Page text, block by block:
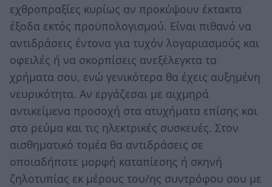
εχθροπραξίες κυρίως αν προκύψουν έκτακτα
έξοδα εκτός προϋπολογισμού. Είναι πιθανό να
αντιδράσεις έντονα για τυχόν λογαριασμούς και
οφειλές ή να σκορπίσεις ανεξέλεγκτα τα
χρήματα σου, ενώ γενικότερα θα έχεις αυξημένη
νευρικότητα. Αν εργάζεσαι με αιχμηρά
αντικείμενα προσοχή στα ατυχήματα επίσης και
στο ρεύμα και τις ηλεκτρικές συσκευές. Στον
αισθηματικό τομέα θα αντιδράσεις σε
οποιαδήποτε μορφή καταπίεσης ή σκηνή
ζηλοτυπίας εκ μέρους του/ης συντρόφου σου με